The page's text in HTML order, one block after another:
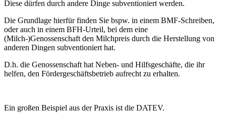
Diese dürfen durch andere Dinge subventioniert werden.
Die Grundlage hierfür finden Sie bspw. in einem BMF-Schreiben,
oder auch in einem BFH-Urteil, bei dem eine
(Milch-)Genossenschaft den Milchpreis durch die Herstellung von
anderen Dingen subventioniert hat.
D.h. die Genossenschaft hat Neben- und Hilfsgeschäfte, die ihr
helfen, den Fördergeschäftsbetrieb aufrecht zu erhalten.
Ein großen Beispiel aus der Praxis ist die DATEV.